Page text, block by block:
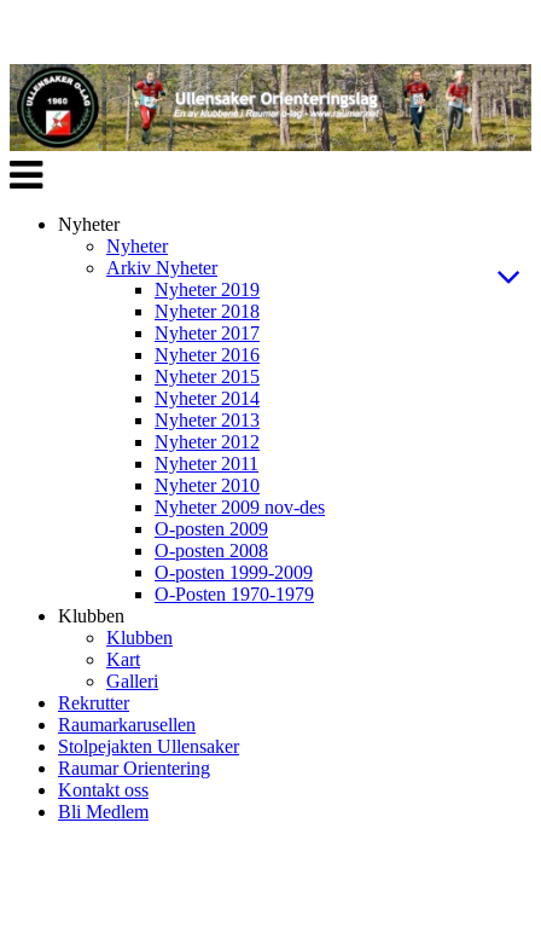
Veksle
navigasjon
Nyheter
Nyheter
Arkiv Nyheter
Nyheter 2019
Nyheter 2018
Nyheter 2017
Nyheter 2016
Nyheter 2015
Nyheter 2014
Nyheter 2013
Nyheter 2012
Nyheter 2011
Nyheter 2010
Nyheter 2009 nov-des
O-posten 2009
O-posten 2008
O-posten 1999-2009
O-Posten 1970-1979
Klubben
Klubben
Kart
Galleri
Rekrutter
Raumarkarusellen
Stolpejakten Ullensaker
Raumar Orientering
Kontakt oss
Bli Medlem